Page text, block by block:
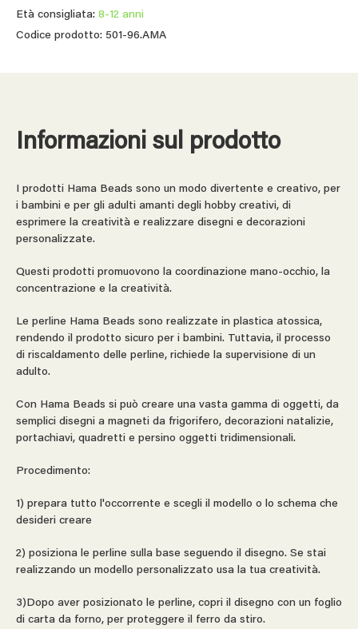
Età consigliata: 8-12 anni
Codice prodotto: 501-96.AMA
Informazioni sul prodotto
I prodotti Hama Beads sono un modo divertente e creativo, per
i bambini e per gli adulti amanti degli hobby creativi, di
esprimere la creatività e realizzare disegni e decorazioni
personalizzate.
Questi prodotti promuovono la coordinazione mano-occhio, la
concentrazione e la creatività.
Le perline Hama Beads sono realizzate in plastica atossica,
rendendo il prodotto sicuro per i bambini. Tuttavia, il processo
di riscaldamento delle perline, richiede la supervisione di un
adulto.
Con Hama Beads si può creare una vasta gamma di oggetti, da
semplici disegni a magneti da frigorifero, decorazioni natalizie,
portachiavi, quadretti e persino oggetti tridimensionali.
Procedimento:
1) prepara tutto l'occorrente e scegli il modello o lo schema che
desideri creare
2) posiziona le perline sulla base seguendo il disegno. Se stai
realizzando un modello personalizzato usa la tua creatività.
3)Dopo aver posizionato le perline, copri il disegno con un foglio
di carta da forno, per proteggere il ferro da stiro.